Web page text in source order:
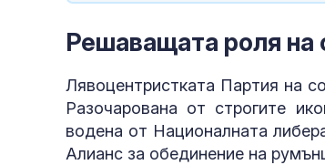
Решаващата роля на
Лявоцентристката Партия на
Разочарована от строгите
водена от Националната
Алианс за обединение на